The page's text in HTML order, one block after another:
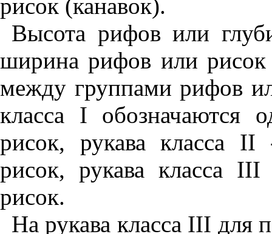
рисок (канавок).
Высота рифов или
ширина рифов или
между группами рифов
класса I обозначаются
рисок, рукава класса II
рисок, рукава класса III
рисок.
На рукава класса III для